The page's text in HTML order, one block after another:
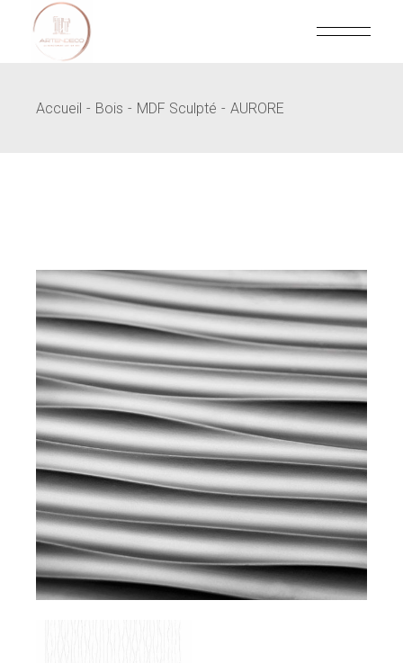
content
Accueil Bois MDF Sculpté AURORE